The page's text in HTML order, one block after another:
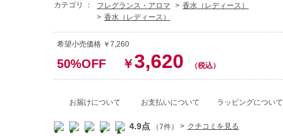
カテゴリ ： フレグランス・アロマ
香水（レディース）
香水（レディース）
希望小売価格 ￥7,260
50%OFF ￥3,620 （税込）
お届けについて お支払いについて ラッピングについて
4.9点 （7件） クチコミを見る